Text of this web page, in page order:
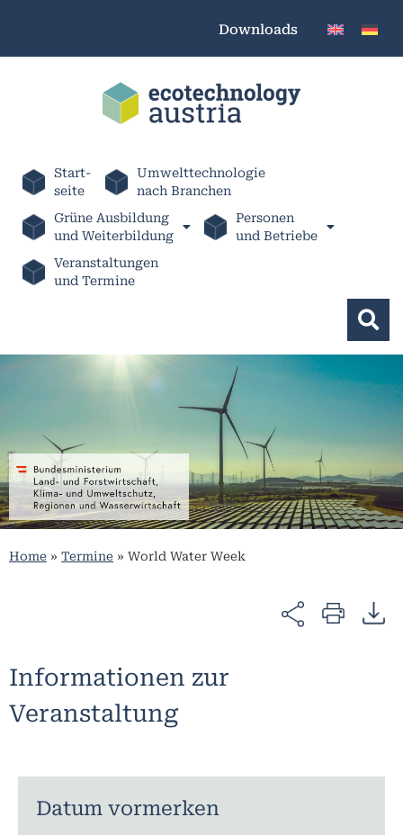
Downloads
Start-
seite
Umwelttechnologie
nach Branchen
Grüne Ausbildung
und Weiterbildung
Personen
und Betriebe
Veranstaltungen
und Termine
Home » Termine » World Water Week
Informationen zur
Veranstaltung
Datum vormerken